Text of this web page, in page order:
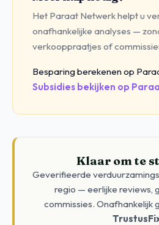
Het Paraat Netwerk helpt u
onafhankelijke analyses —
verkooppraatjes of
Besparing berekenen op
Subsidies bekijken op
Klaar om te
Geverifieerde
regio — eerlijke reviews,
commissies. Onafhankelijk